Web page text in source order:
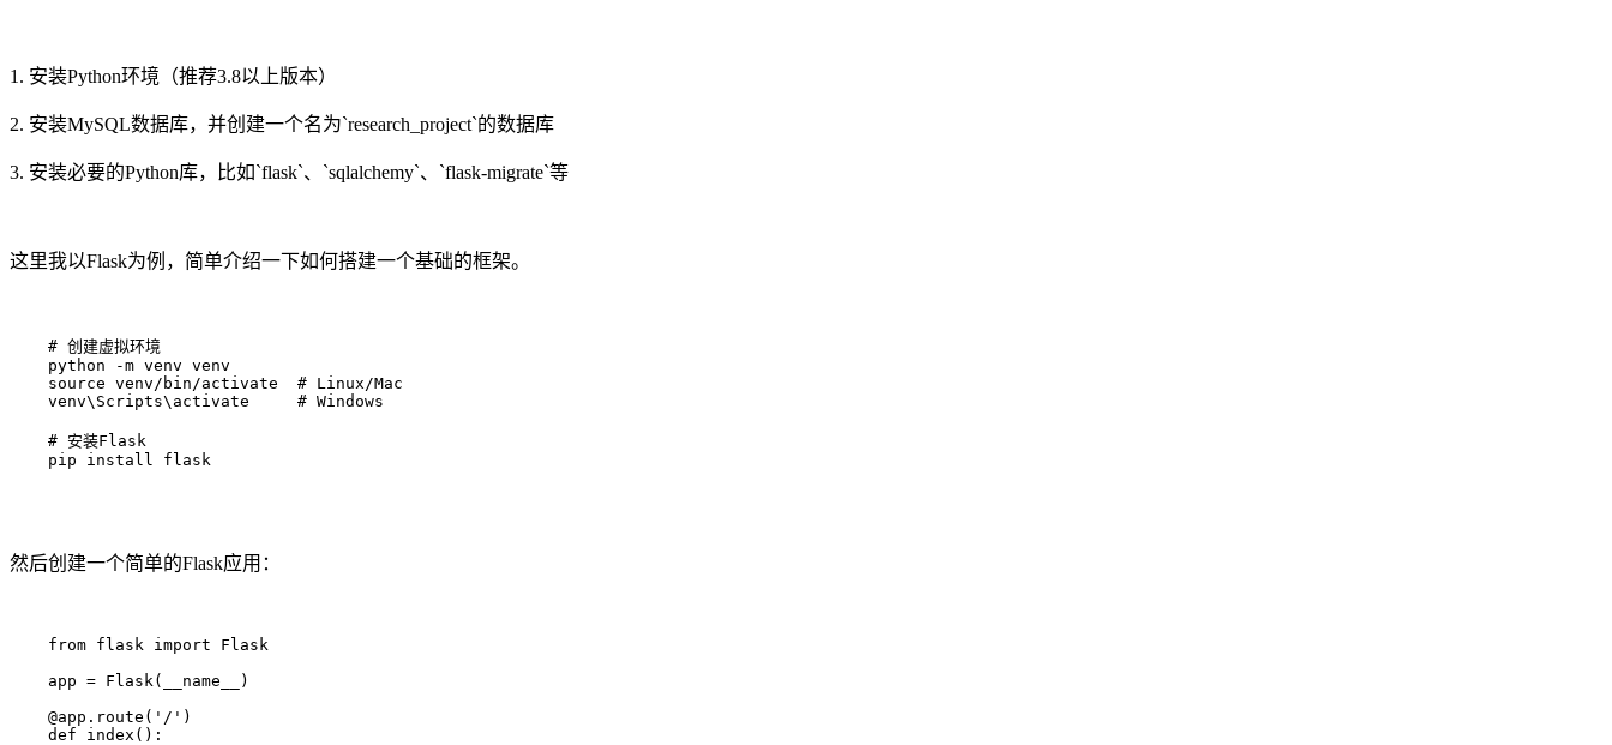
1. 安装Python环境（推荐3.8以上版本）
2. 安装MySQL数据库，并创建一个名为`research_project`的数据库
3. 安装必要的Python库，比如`flask`、`sqlalchemy`、`flask-migrate`等
这里我以Flask为例，简单介绍一下如何搭建一个基础的框架。
    # 创建虚拟环境
    python -m venv venv
    source venv/bin/activate  # Linux/Mac
    venv\Scripts\activate     # Windows
    # 安装Flask
    pip install flask
然后创建一个简单的Flask应用：
    from flask import Flask
    app = Flask(__name__)
    @app.route('/')
    def index():